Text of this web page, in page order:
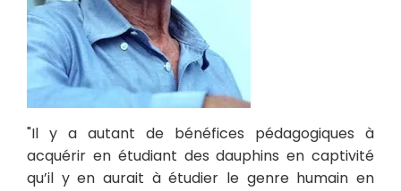
"Il y a autant de bénéfices pédagogiques à
acquérir en étudiant des dauphins en captivité
qu’il y en aurait à étudier le genre humain en